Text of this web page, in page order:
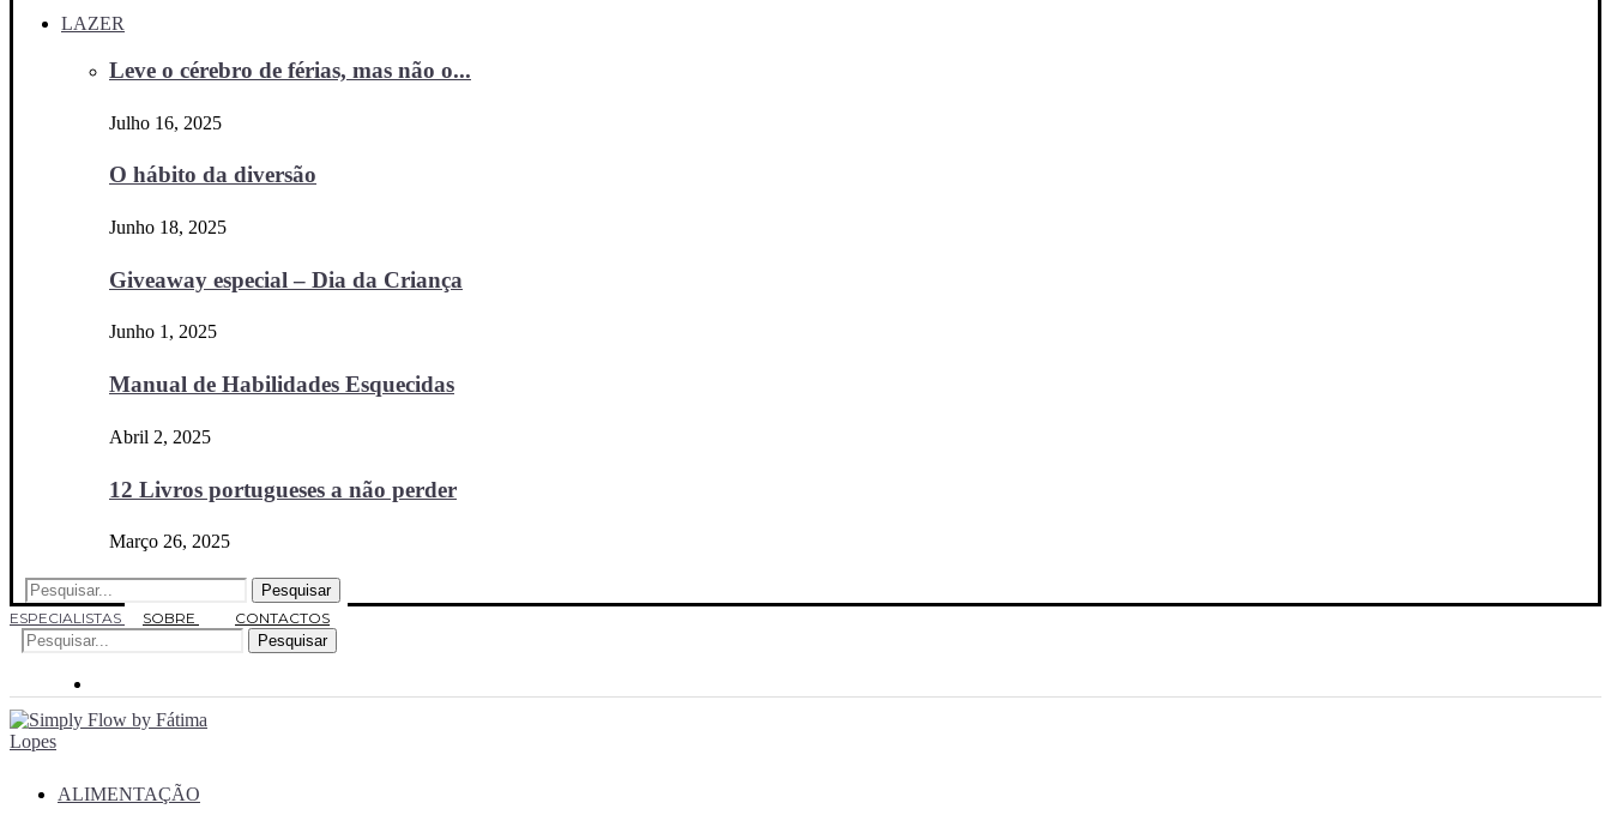
LAZER
Leve o cérebro de férias, mas não o...
Julho 16, 2025
O hábito da diversão
Junho 18, 2025
Giveaway especial – Dia da Criança
Junho 1, 2025
Manual de Habilidades Esquecidas
Abril 2, 2025
12 Livros portugueses a não perder
Março 26, 2025
Pesquisar
ESPECIALISTAS
SOBRE
CONTACTOS
Pesquisar
ALIMENTAÇÃO